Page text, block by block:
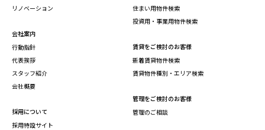
リノベーション
会社案内
行動指針
代表挨拶
スタッフ紹介
会社概要
採用について
採用特設サイト
住まい用物件検索
投資用・事業用物件検索
賃貸をご検討のお客様
新着賃貸物件検索
賃貸物件種別・エリア検索
管理をご検討のお客様
管理のご相談